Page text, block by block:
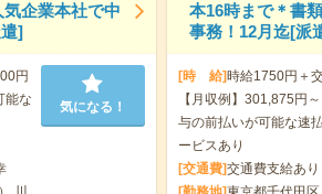
企業本社で中
]
円
能な
気になる！
本16時まで＊書
事務！12月迄[派
[時 給]時給1750円＋
【月収例】301,875円
与の前払いが可能な速
ービスあり
[交通費]交通費支給あり